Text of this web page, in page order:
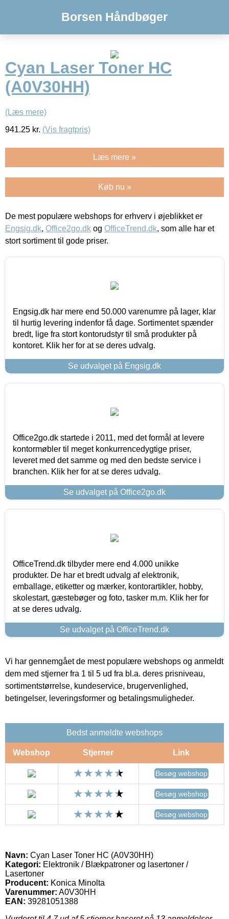
Borsen Håndbøger
Cyan Laser Toner HC
(A0V30HH)
(Læs mere)
941.25 kr. (Vis fragtpris)
Læs mere »
Køb nu »
De mest populære webshops for erhverv i øjeblikket er
Engsig.dk, Office2go.dk og OfficeTrend.dk, som alle har et
stort sortiment til gode priser.
Engsig.dk har mere end 50.000 varenumre på lager, klar
til hurtig levering indenfor få dage. Sortimentet spænder
bredt, lige fra stort kontorudstyr til små produkter på
kontoret. Klik her for at se deres udvalg.
Se udvalget på Engsig.dk
Office2go.dk startede i 2011, med det formål at levere
kontormøbler til meget konkurrencedygtige priser,
leveret med det samme og med den bedste service i
branchen. Klik her for at se deres udvalg.
Se udvalget på Office2go.dk
OfficeTrend.dk tilbyder mere end 4.000 unikke
produkter. De har et bredt udvalg af elektronik,
emballage, etiketter og mærker, kontorartikler, hobby,
skolestart, gæstebøger og foto, tasker m.m. Klik her for
at se deres udvalg.
Se udvalget på OfficeTrend.dk
Vi har gennemgået de mest populære webshops og anmeldt
dem med stjerner fra 1 til 5 ud fra bl.a. deres prisniveau,
sortimentstørrelse, kundeservice, brugervenlighed,
betingelser, leveringsformer og betalingsmuligheder.
Bedst anmeldte webshops
Webshop Stjerner Link
Besøg webshop
Besøg webshop
Besøg webshop
Navn: Cyan Laser Toner HC (A0V30HH)
Kategori: Elektronik / Blækpatroner og lasertoner /
Lasertoner
Producent: Konica Minolta
Varenummer: A0V30HH
EAN: 39281051388